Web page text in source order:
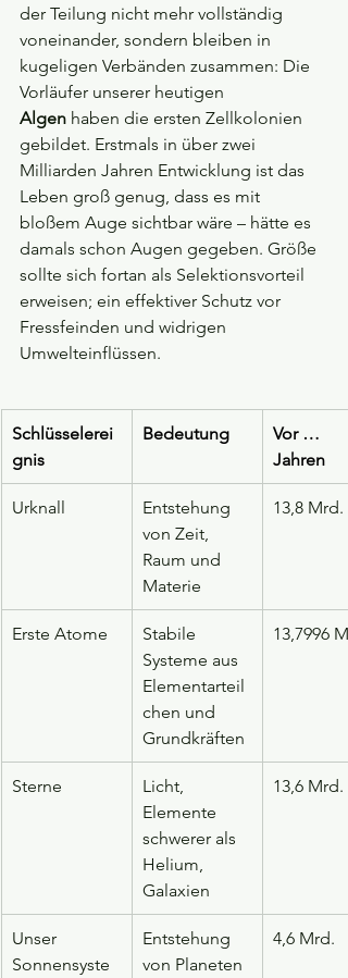
der Teilung nicht mehr vollständig
voneinander, sondern bleiben in
kugeligen Verbänden zusammen: Die
Vorläufer unserer heutigen
Algen haben die ersten Zellkolonien
gebildet. Erstmals in über zwei
Milliarden Jahren Entwicklung ist das
Leben groß genug, dass es mit
bloßem Auge sichtbar wäre – hätte es
damals schon Augen gegeben. Größe
sollte sich fortan als Selektionsvorteil
erweisen; ein effektiver Schutz vor
Fressfeinden und widrigen
Umwelteinflüssen.
Schlüsselerei
gnis
Bedeutung
Vor …
Jahren
Urknall
Entstehung
von Zeit,
Raum und
Materie
13,8 Mrd.
Erste Atome
Stabile
Systeme aus
Elementarteil
chen und
Grundkräften
13,7996
Sterne
Licht,
Elemente
schwerer als
Helium,
Galaxien
13,6 Mrd.
Unser
Sonnensyste
Entstehung
von Planeten
4,6 Mrd.